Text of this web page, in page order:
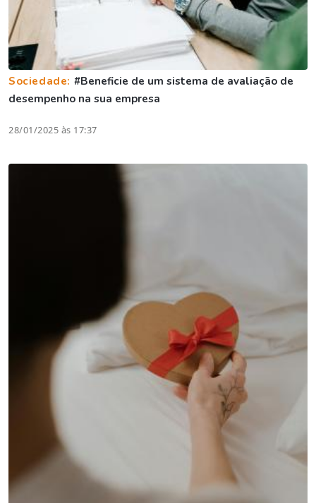
Sociedade: #Beneficie de um sistema de avaliação de
desempenho na sua empresa
28/01/2025 às 17:37